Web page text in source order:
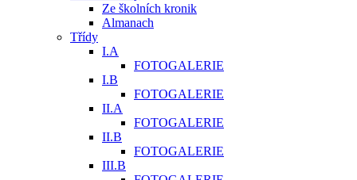
Ze školních kronik
Almanach
Třídy
I.A
FOTOGALERIE
I.B
FOTOGALERIE
II.A
FOTOGALERIE
II.B
FOTOGALERIE
III.B